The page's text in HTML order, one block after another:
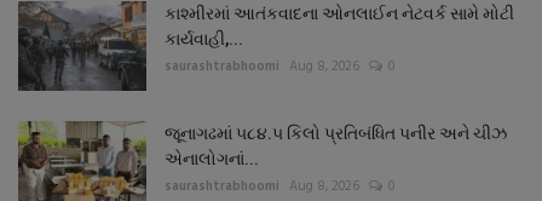
કાશ્મીરમાં આતંકવાદના ઓનલાઈન નેટવર્ક સામે મોટી
કાર્યવાહી,...
saurashtrabhoomi Aug 8, 2026 0
જૂનાગઢમાં ૫૮૪.૫ કિલો પ્રતિબંધિત પનીર અને ચીઝ
એનાલોગનાં...
saurashtrabhoomi Aug 8, 2026 0